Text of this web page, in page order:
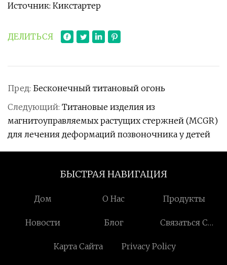
Источник: Кикстартер
ДЕЛИТЬСЯ
Пред: Бесконечный титановый огонь
Следующий: Титановые изделия из
магнитоуправляемых растущих стержней (MCGR)
для лечения деформаций позвоночника у детей
БЫСТРАЯ НАВИГАЦИЯ
Дом О Нас Продукты
Новости Блог
Связаться С
Карта Сайта
Privacy Policy